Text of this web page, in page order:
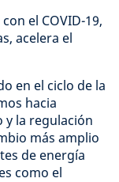
el COVID-19,
acelera el
en el ciclo de la
hacia
y la regulación
más amplio
de energía
como el